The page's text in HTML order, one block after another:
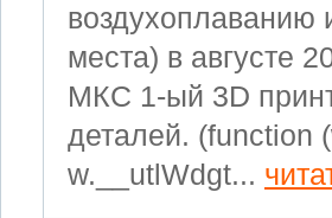
воздухоплаванию
места) в августе
МКС 1-ый 3D
деталей. (function
w.__utlWdgt...